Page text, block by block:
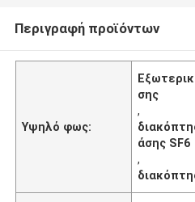
Περιγραφή προϊόντων
Υψηλό φως:
σης
,
άσης SF6
,